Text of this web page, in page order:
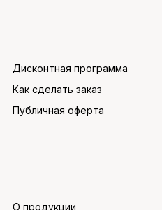
Дисконтная программа
Как сделать заказ
Публичная оферта
О продукции